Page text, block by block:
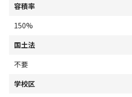
容積率
150%
国土法
不要
学校区